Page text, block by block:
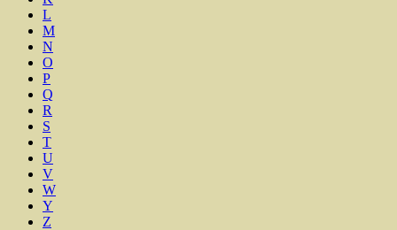
L
M
N
O
P
Q
R
S
T
U
V
W
Y
Z